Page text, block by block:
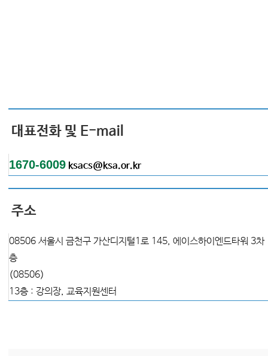
대표전화 및 E-mail
1670-6009 ksacs@ksa.or.kr
주소
08506 서울시 금천구 가산디지털1로 145, 에이스하이엔드타워 3차
층
(08506)
13층 : 강의장, 교육지원센터